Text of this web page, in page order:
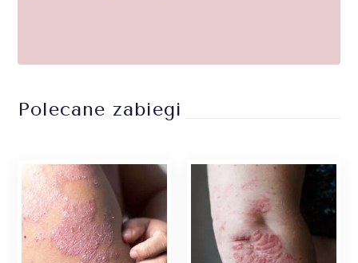
Polecane zabiegi